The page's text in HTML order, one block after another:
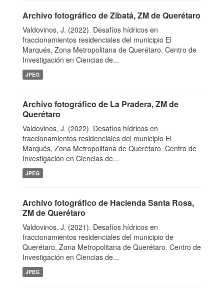
Archivo fotográfico de Zibatá, ZM de Querétaro
Valdovinos, J. (2022). Desafíos hídricos en
fraccionamientos residenciales del municipio El
Marqués, Zona Metropolitana de Querétaro. Centro de
Investigación en Ciencias de...
JPEG
Archivo fotográfico de La Pradera, ZM de
Querétaro
Valdovinos, J. (2022). Desafíos hídricos en
fraccionamientos residenciales del municipio El
Marqués, Zona Metropolitana de Querétaro. Centro de
Investigación en Ciencias de...
JPEG
Archivo fotográfico de Hacienda Santa Rosa,
ZM de Querétaro
Valdovinos, J. (2021). Desafíos hídricos en
fraccionamientos residenciales del municipio de
Querétaro, Zona Metropolitana de Querétaro. Centro de
Investigación en Ciencias de...
JPEG